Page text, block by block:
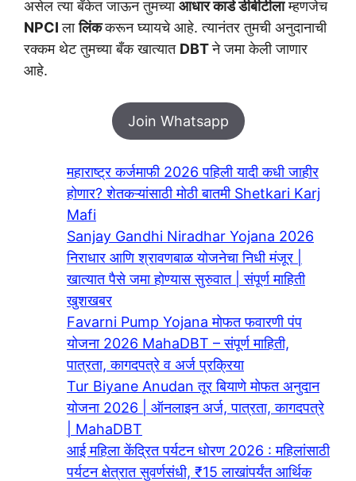
असेल त्या बँकेत जाऊन तुमच्याआधार कार्ड डीबीटीलाम्हणजेच
NPCIलालिंककरून घ्यायचे आहे. त्यानंतर तुमची अनुदानाची
रक्कम थेट तुमच्या बँक खात्यात DBTने जमा केली जाणार
आहे.
Join Whatsapp
महाराष्ट्र कर्जमाफी 2026 पहिली यादी कधी जाहीर
होणार? शेतकऱ्यांसाठी मोठी बातमी Shetkari Karj
Mafi
Sanjay Gandhi Niradhar Yojana 2026
निराधार आणि श्रावणबाळ योजनेचा निधी मंजूर |
खात्यात पैसे जमा होण्यास सुरुवात | संपूर्ण माहिती
खुशखबर
Favarni Pump Yojana मोफत फवारणी पंप
योजना 2026 MahaDBT – संपूर्ण माहिती,
पात्रता, कागदपत्रे व अर्ज प्रक्रिया
Tur Biyane Anudan तूर बियाणे मोफत अनुदान
योजना 2026 | ऑनलाइन अर्ज, पात्रता, कागदपत्रे
| MahaDBT
आई महिला केंद्रित पर्यटन धोरण 2026 : महिलांसाठी
पर्यटन क्षेत्रात सुवर्णसंधी, ₹15 लाखांपर्यंत आर्थिक